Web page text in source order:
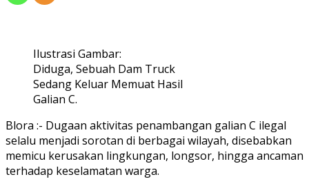
Ilustrasi Gambar:
Diduga, Sebuah Dam Truck
Sedang Keluar Memuat Hasil
Galian C.
Blora :- Dugaan aktivitas penambangan galian C ilegal
selalu menjadi sorotan di berbagai wilayah, disebabkan
memicu kerusakan lingkungan, longsor, hingga ancaman
terhadap keselamatan warga.